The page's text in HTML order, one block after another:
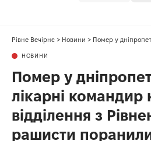
Рівне Вечірнє > Новини > Помер у дніпропетровській лікарні
НОВИНИ
Помер у
лікарні командир
відділення з
рашисти